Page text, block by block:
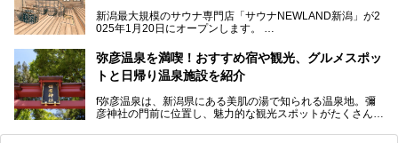
なお、宿泊した温泉は日帰り入浴もできる秘湯「越後田中温
泉 しなの荘」です。こちらについても詳しく紹介します。
提供元：一般社団法人 雪国観光舎【PR】
新潟最大規模のサウナ専門店「サウナNEWLAND新潟」が2
025年1月20日にオープンします。
街に再び笑顔と賑わいを取り戻し、新たなランドマークとし
て地域活性化を目指します。
サウナ室のテーマは「海賊船」‥⁉ ユニークなサウナ室を
弥彦温泉を満喫！おすすめ宿や観光、グルメスポッ
トと日帰り温泉施設を紹介
f弥彦温泉は、新潟県にある美肌の湯で知られる温泉地。彌
彦神社の門前に位置し、魅力的な観光スポットがたくさんあ